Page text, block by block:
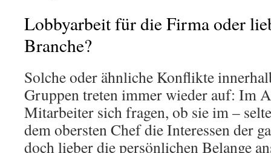
Lobbyarbeit für die Firma oder
Branche?
Solche oder ähnliche Konflikte
Gruppen treten immer wieder auf: Im
Mitarbeiter sich fragen, ob sie im –
dem obersten Chef die Interessen der
doch lieber die persönlichen Belange